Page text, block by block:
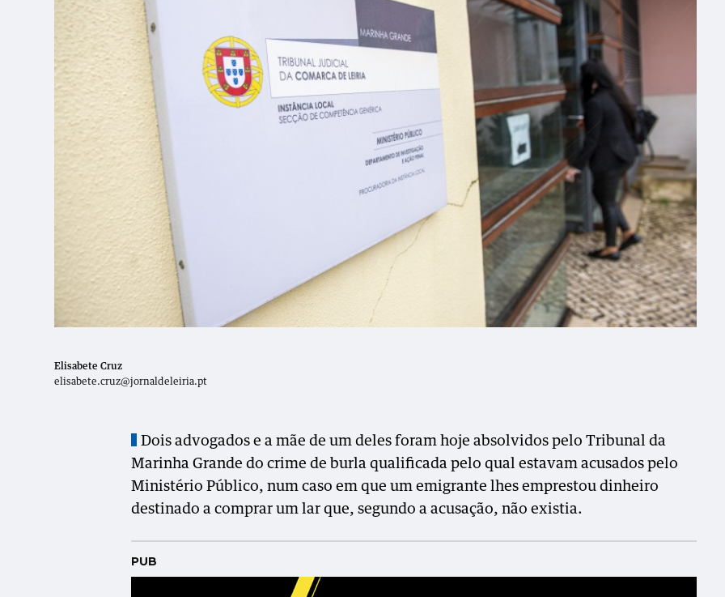
Elisabete Cruz
elisabete.cruz@jornaldeleiria.pt
Dois advogados e a mãe de um deles foram hoje absolvidos pelo Tribunal da
Marinha Grande do crime de burla qualificada pelo qual estavam acusados pelo
Ministério Público, num caso em que um emigrante lhes emprestou dinheiro
destinado a comprar um lar que, segundo a acusação, não existia.
PUB